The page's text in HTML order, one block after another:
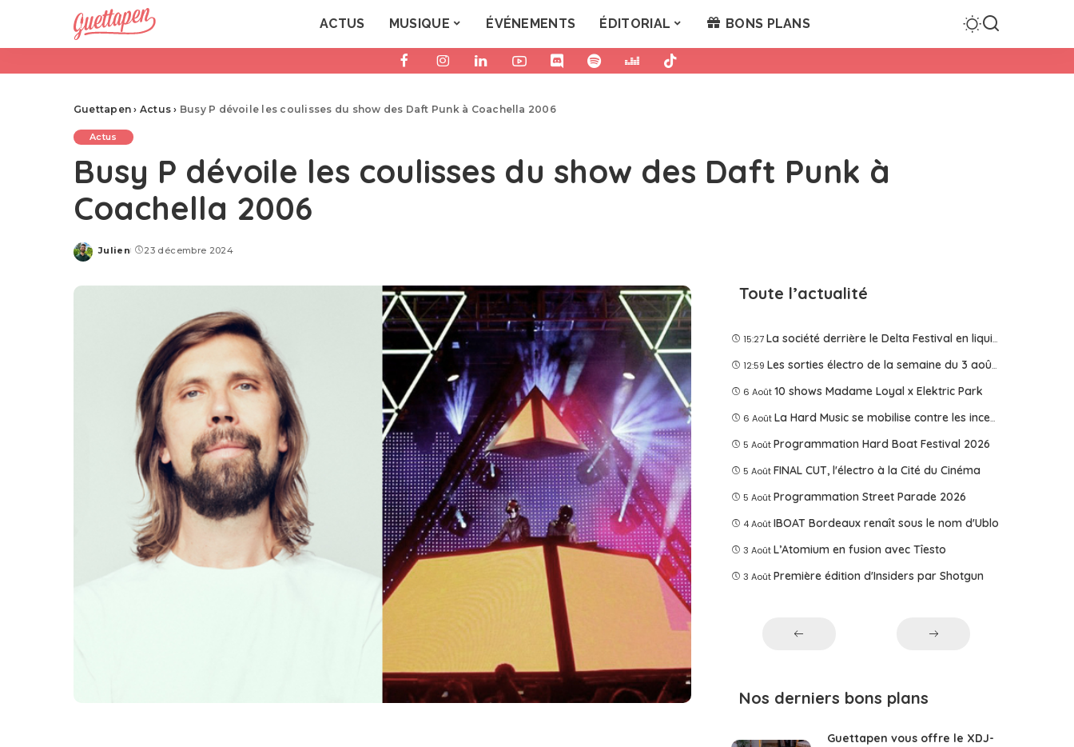
ACTUS MUSIQUE ÉVÉNEMENTS ÉDITORIAL BONS PLANS
Guettapen › Actus › Busy P dévoile les coulisses du show des Daft Punk à Coachella 2006
Actus
Busy P dévoile les coulisses du show des Daft Punk à
Coachella 2006
Posted
Julien 23 décembre 2024
Toute l’actualité
15:27 La société derrière le Delta Festival en liquidation judiciaire
12:59 Les sorties électro de la semaine du 3 août 2026
6 Août 10 shows Madame Loyal x Elektric Park
6 Août La Hard Music se mobilise contre les incendies
5 Août Programmation Hard Boat Festival 2026
5 Août FINAL CUT, l'électro à la Cité du Cinéma
5 Août Programmation Street Parade 2026
4 Août IBOAT Bordeaux renaît sous le nom d'Ublo
3 Août L’Atomium en fusion avec Tîesto
3 Août Première édition d'Insiders par Shotgun
Nos derniers bons plans
Guettapen vous offre le XDJ-